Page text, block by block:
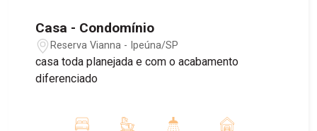
Casa - Condomínio
Reserva Vianna - Ipeúna/SP
casa toda planejada e com o acabamento
diferenciado